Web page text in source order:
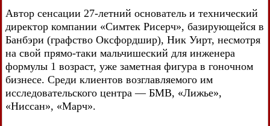
Автор сенсации 27-летний основатель и технический
директор компании «Симтек Рисерч», базирующейся в
Банбэри (графство Оксфордшир), Ник Уирт, несмотря
на свой прямо-таки мальчишеский для инженера
формулы 1 возраст, уже заметная фигура в гоночном
бизнесе. Среди клиентов возглавляемого им
исследовательского центра — БМВ, «Лижье»,
«Ниссан», «Марч».